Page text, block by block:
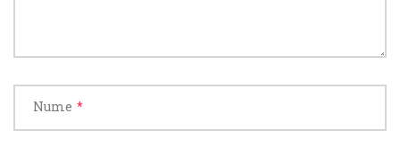
Nume *